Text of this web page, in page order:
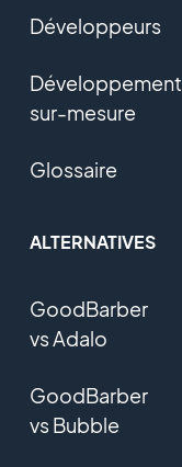
Développeurs
Développement
sur-mesure
Glossaire
ALTERNATIVES
GoodBarber
vs Adalo
GoodBarber
vs Bubble